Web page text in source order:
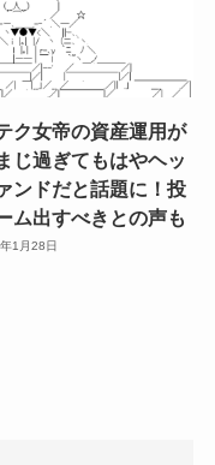
ク女帝の資産運用が
じ過ぎてもはやヘッ
ンドだと話題に！投
ム出すべきとの声も
1月28日